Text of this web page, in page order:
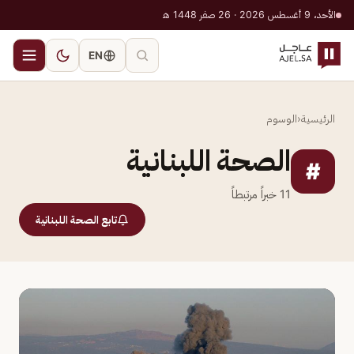
الأحد، 9 أغسطس 2026 · 26 صفر 1448 هـ
EN
الرئيسية‹الوسوم
# الصحة اللبنانية
11 خبراً مرتبطاً
تابع الصحة اللبنانية